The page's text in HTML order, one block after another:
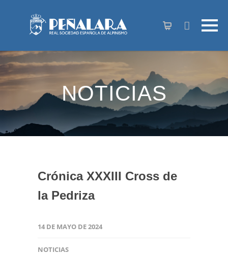
NOTICIAS
Crónica XXXIII Cross de
la Pedriza
14 DE MAYO DE 2024
NOTICIAS